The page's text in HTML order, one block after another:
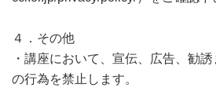
４．その他
・講座において、宣伝、広告、勧
の行為を禁止します。